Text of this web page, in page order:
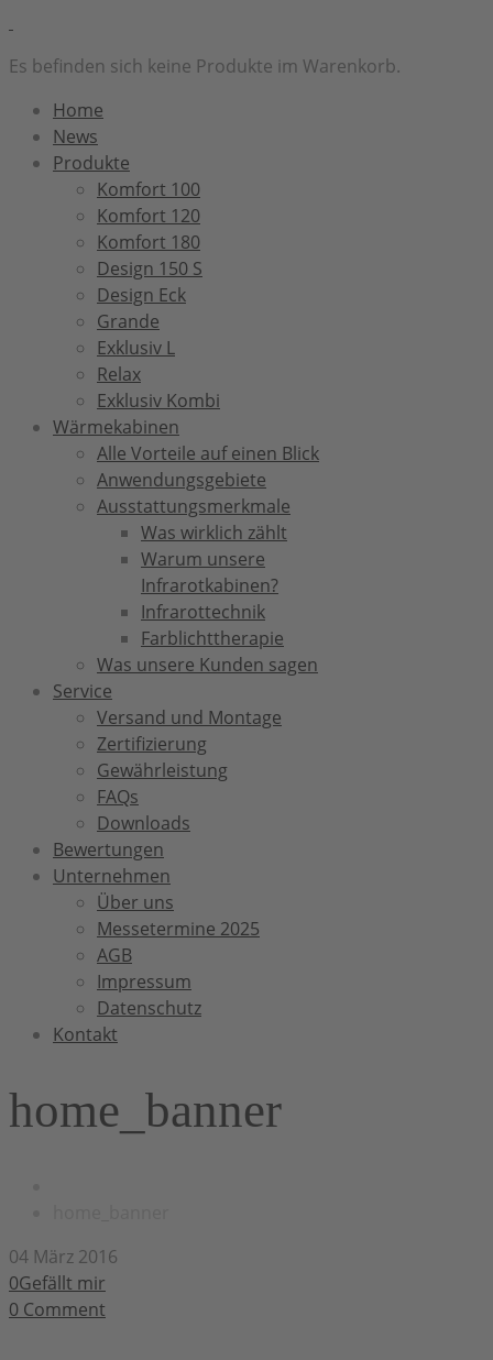
Es befinden sich keine Produkte im Warenkorb.
Home
News
Produkte
Komfort 100
Komfort 120
Komfort 180
Design 150 S
Design Eck
Grande
Exklusiv L
Relax
Exklusiv Kombi
Wärmekabinen
Alle Vorteile auf einen Blick
Anwendungsgebiete
Ausstattungsmerkmale
Was wirklich zählt
Warum unsere
Infrarotkabinen?
Infrarottechnik
Farblichttherapie
Was unsere Kunden sagen
Service
Versand und Montage
Zertifizierung
Gewährleistung
FAQs
Downloads
Bewertungen
Unternehmen
Über uns
Messetermine 2025
AGB
Impressum
Datenschutz
Kontakt
home_banner
04 März 2016
0Gefällt mir
0 Comment